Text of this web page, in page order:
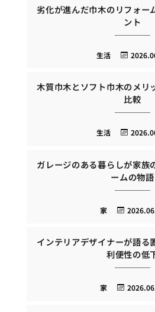
劣化が進んだ巾木のリフォー
ント
生活
木質巾木とソフト巾木のメリ
比較
生活
ガレージのある暮らしが家族
ームの物語
家
インテリアデザイナーが語る
利便性の低
家